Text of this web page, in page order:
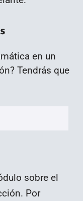
en un
Tendrás que
sobre el
Por